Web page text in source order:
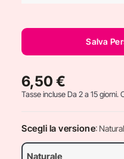
Salva
6,50 €
Tasse incluseDa 2 a 15 giorni.
Scegli la versione: